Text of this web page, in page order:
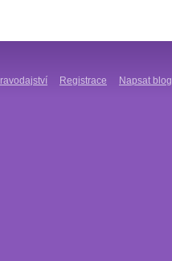
Registrace Napsat blog